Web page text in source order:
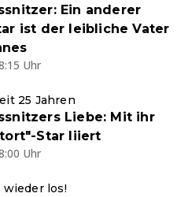
Ein anderer
ist der leibliche Vater
Uhr
25 Jahren
Liebe: Mit ihr
Star liiert
Uhr
wieder los!